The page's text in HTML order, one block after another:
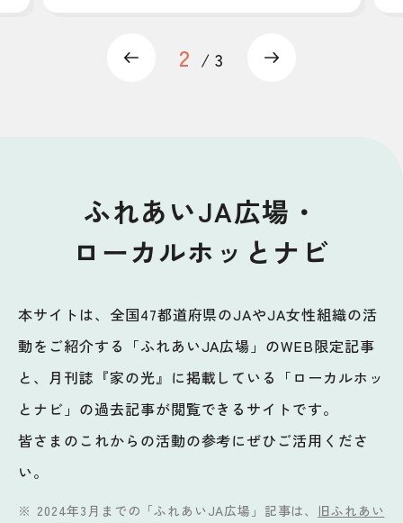
2 3
Previous
ふれあいJA広場・
ローカルホッとナビ
本サイトは、全国47都道府県のJAやJA女性組織の活
動をご紹介する「ふれあいJA広場」のWEB限定記事
と、月刊誌『家の光』に掲載している「ローカルホッ
とナビ」の過去記事が閲覧できるサイトです。
皆さまのこれからの活動の参考にぜひご活用くださ
い。
2024年3月までの「ふれあいJA広場」記事は、 旧ふれあい